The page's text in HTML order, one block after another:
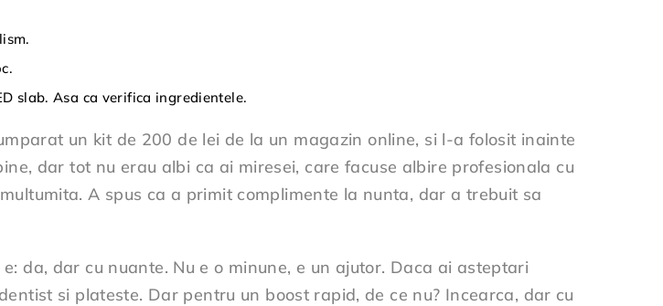
slab. Asa ca verifica ingredientele.
un kit de 200 de lei de la un magazin online, si l-a folosit inainte
dar tot nu erau albi ca ai miresei, care facuse albire profesionala cu
A spus ca a primit complimente la nunta, dar a trebuit sa
da, dar cu nuante. Nu e o minune, e un ajutor. Daca ai asteptari
si plateste. Dar pentru un boost rapid, de ce nu? Incearca, dar cu